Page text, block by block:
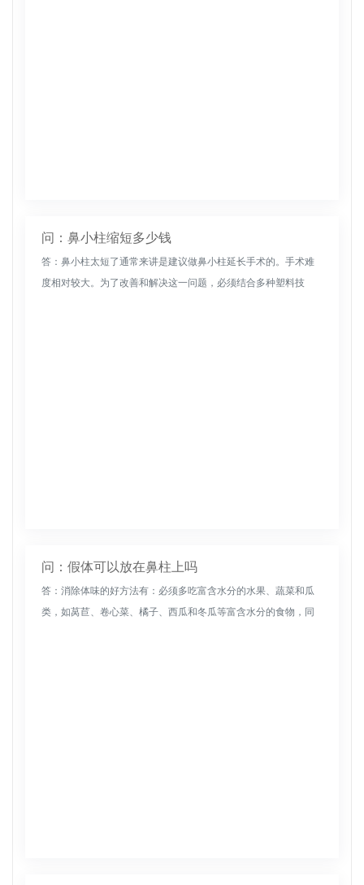
问：鼻小柱缩短多少钱
答：鼻小柱太短了通常来讲是建议做鼻小柱延长手术的。手术难
度相对较大。为了改善和解决这一问题，必须结合多种塑料技
问：假体可以放在鼻柱上吗
答：消除体味的好方法有：必须多吃富含水分的水果、蔬菜和瓜
类，如莴苣、卷心菜、橘子、西瓜和冬瓜等富含水分的食物，同